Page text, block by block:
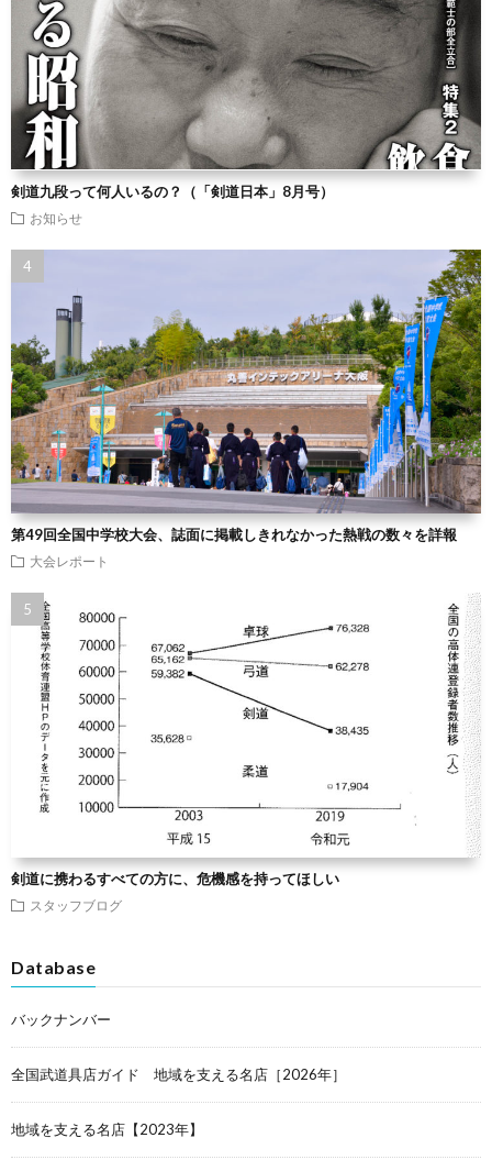
剣道九段って何人いるの？（「剣道日本」8月号）
お知らせ
第49回全国中学校大会、誌面に掲載しきれなかった熱戦の数々を詳報
大会レポート
剣道に携わるすべての方に、危機感を持ってほしい
スタッフブログ
Database
バックナンバー
全国武道具店ガイド 地域を支える名店［2026年］
地域を支える名店【2023年】